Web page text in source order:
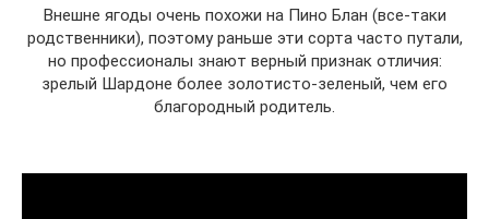
Внешне ягоды очень похожи на Пино Блан (все-таки
родственники), поэтому раньше эти сорта часто путали,
но профессионалы знают верный признак отличия:
зрелый Шардоне более золотисто-зеленый, чем его
благородный родитель.